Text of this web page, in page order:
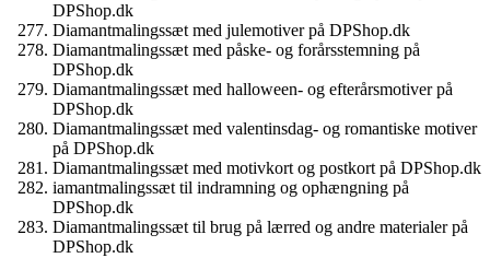
DPShop.dk
Diamantmalingssæt med julemotiver på DPShop.dk
Diamantmalingssæt med påske- og forårsstemning på
DPShop.dk
Diamantmalingssæt med halloween- og efterårsmotiver på
DPShop.dk
Diamantmalingssæt med valentinsdag- og romantiske motiver
på DPShop.dk
Diamantmalingssæt med motivkort og postkort på DPShop.dk
iamantmalingssæt til indramning og ophængning på
DPShop.dk
Diamantmalingssæt til brug på lærred og andre materialer på
DPShop.dk